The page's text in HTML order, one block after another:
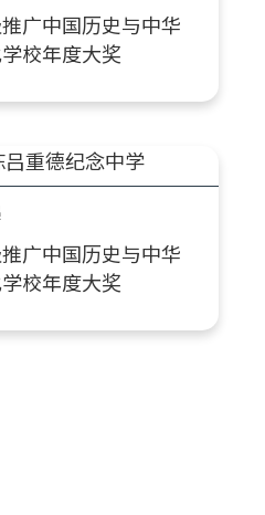
广中国历史与中华
校年度大奖
重德纪念中学
广中国历史与中华
校年度大奖